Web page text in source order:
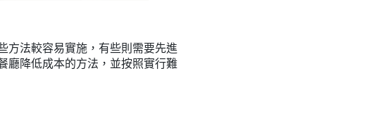
方法較容易實施，有些則需要先進
廳降低成本的方法，並按照實行難